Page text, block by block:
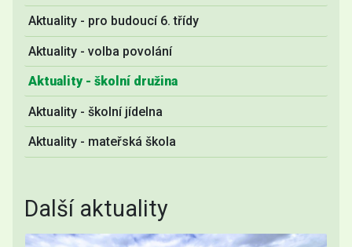
Aktuality - pro budoucí 6. třídy
Aktuality - volba povolání
Aktuality - školní družina
Aktuality - školní jídelna
Aktuality - mateřská škola
Další aktuality